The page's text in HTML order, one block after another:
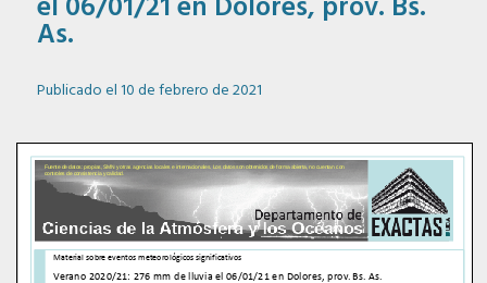
el 06/01/21 en Dolores, prov. Bs.
As.
Publicado el 10 de febrero de 2021